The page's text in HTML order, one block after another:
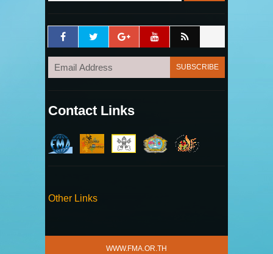
Contact Links
Other Links
WWW.FMA.OR.TH